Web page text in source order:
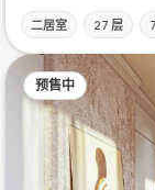
二居室 27 层
预售中